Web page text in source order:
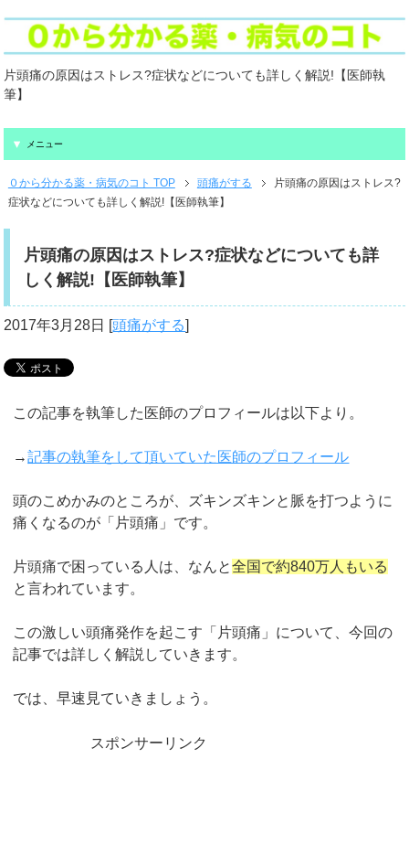
片頭痛の原因はストレス?症状などについても詳しく解説!【医師執
筆】
メニュー
０から分かる薬・病気のコト TOP 頭痛がする
片頭痛の原因はストレス?
症状などについても詳しく解説!【医師執筆】
片頭痛の原因はストレス?症状などについても詳
しく解説!【医師執筆】
2017年3月28日 [頭痛がする]
この記事を執筆した医師のプロフィールは以下より。
→記事の執筆をして頂いていた医師のプロフィール
頭のこめかみのところが、ズキンズキンと脈を打つように
痛くなるのが「片頭痛」です。
片頭痛で困っている人は、なんと全国で約840万人もいる
と言われています。
この激しい頭痛発作を起こす「片頭痛」について、今回の
記事では詳しく解説していきます。
では、早速見ていきましょう。
スポンサーリンク